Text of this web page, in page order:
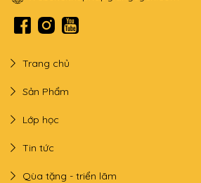
Trang chủ
Sản Phẩm
Lớp học
Tin tức
Qùa tặng - triển lãm